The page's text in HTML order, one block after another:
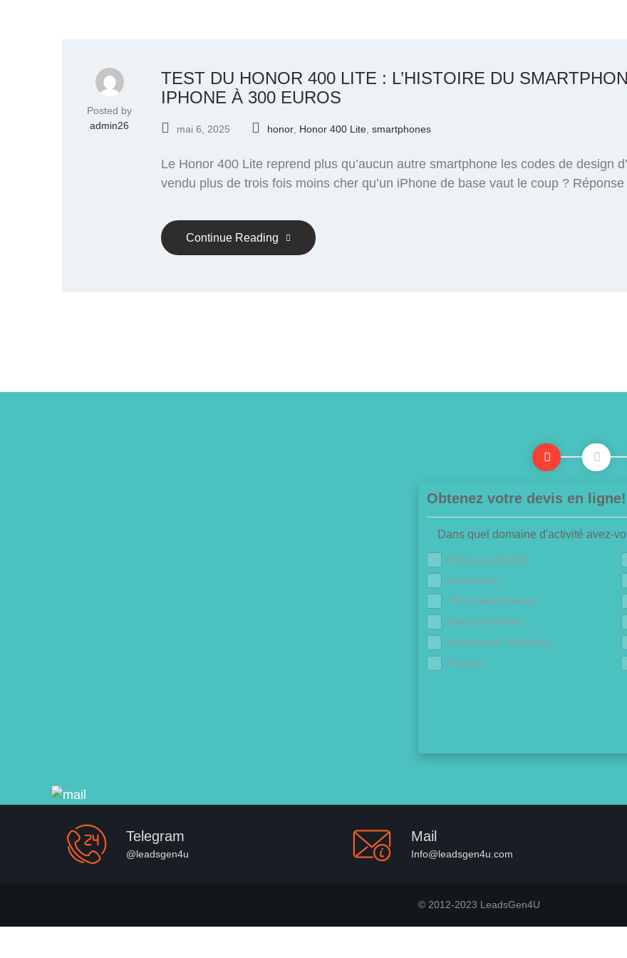
Posted by
admin26
TEST DU HONOR 400 LITE : L’HISTOIRE DU
IPHONE À 300 EUROS
mai 6, 2025 honor Honor 400 Lite smartphones
Le Honor 400 Lite reprend plus qu’aucun autre smartphone les codes de design
vendu plus de trois fois moins cher qu’un iPhone de base vaut le coup ?
Continue Reading
Obtenez votre devis en ligne!
Dans quel domaine d'activité avez-
Pompes à chaleur
Chaudières
ITE (Isolation Murs)
Volets / Fenêtres
Assurances / Mutuelles
Finance
Telegram
@leadsgen4u
Mail
Info@leadsgen4u.com
© 2012-2023 LeadsGen4U